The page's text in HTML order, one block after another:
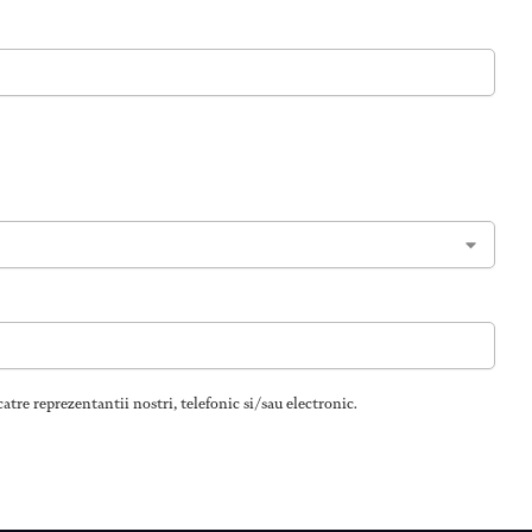
reprezentantii nostri, telefonic si/sau electronic.